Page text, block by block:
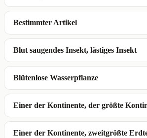
Bestimmter Artikel
Blut saugendes Insekt, lästiges Insekt
Blütenlose Wasserpflanze
Einer der Kontinente, der größte
Einer der Kontinente, zweitgrößte